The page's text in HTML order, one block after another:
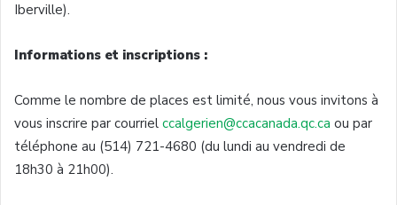
Iberville).
Informations et inscriptions :
Comme le nombre de places est limité, nous vous invitons à
vous inscrire par courriel ccalgerien@ccacanada.qc.ca ou par
téléphone au (514) 721-4680 (du lundi au vendredi de
18h30 à 21h00).